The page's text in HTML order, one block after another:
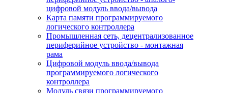
цифровой модуль ввода/вывода
Карта памяти программируемого
логического контроллера
Промышленная сеть, децентрализованное
периферийное устройство - монтажная
рама
Цифровой модуль ввода/вывода
программируемого логического
контроллера
Модуль связи программируемого